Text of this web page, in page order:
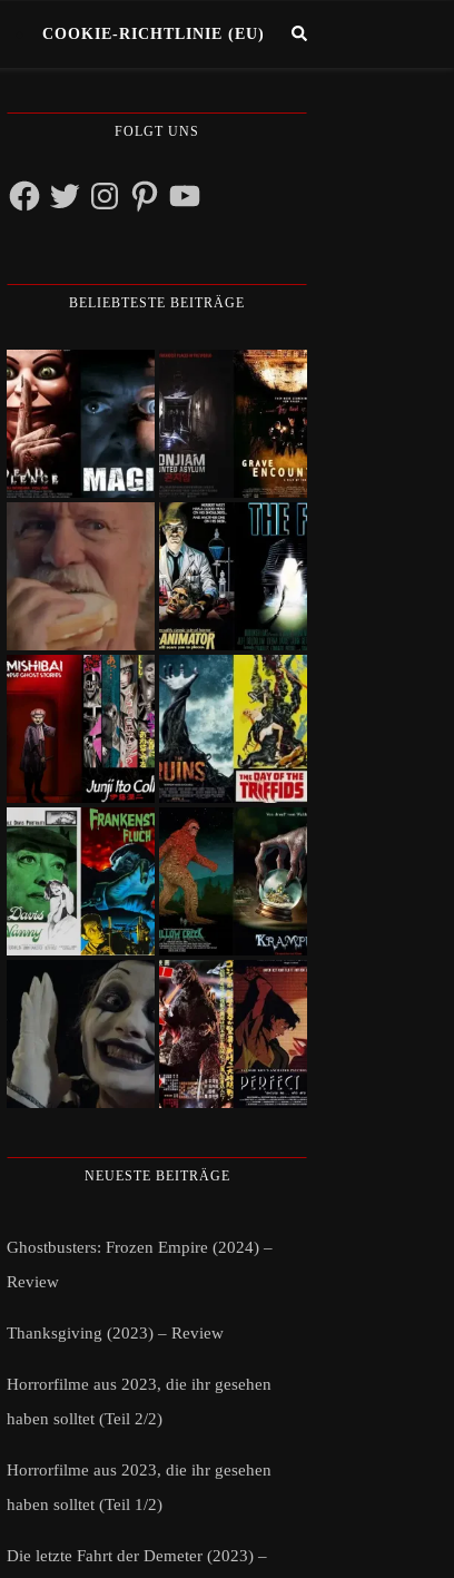
COOKIE-RICHTLINIE (EU)
FOLGT UNS
FacebookTwitterInstagramPinterestYouTube
BELIEBTESTE BEITRÄGE
NEUESTE BEITRÄGE
Ghostbusters: Frozen Empire (2024) –
Review
Thanksgiving (2023) – Review
Horrorfilme aus 2023, die ihr gesehen
haben solltet (Teil 2/2)
Horrorfilme aus 2023, die ihr gesehen
haben solltet (Teil 1/2)
Die letzte Fahrt der Demeter (2023) –